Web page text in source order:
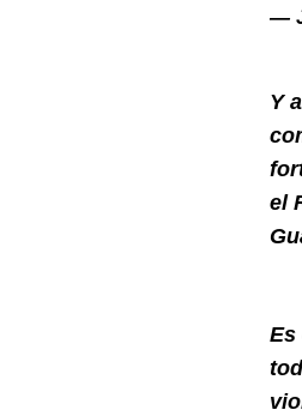
—
Y
el
Es